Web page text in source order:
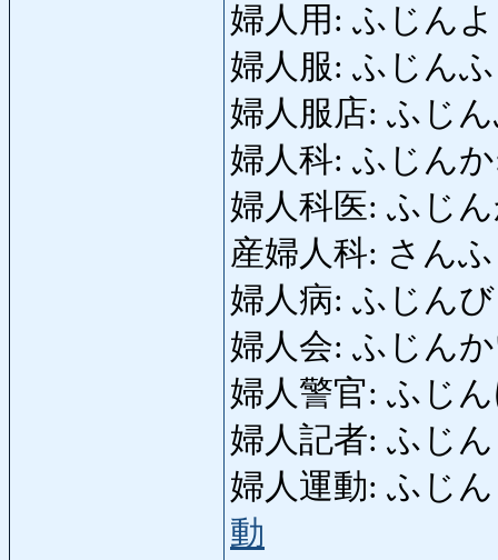
婦人用: ふじん
婦人服: ふじん
婦人服店: ふじ
婦人科: ふじん
婦人科医: ふじ
産婦人科: さん
婦人病: ふじんび
婦人会: ふじんか
婦人警官: ふじ
婦人記者: ふじ
婦人運動: ふじ
動